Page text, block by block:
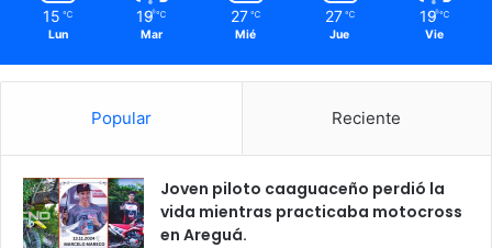
15 ℃
Lun
19 ℃
Mar
27 ℃
Mié
27 ℃
Jue
19 ℃
Vie
Popular Reciente
Joven piloto caaguaceño perdió la
vida mientras practicaba motocross
en Areguá.